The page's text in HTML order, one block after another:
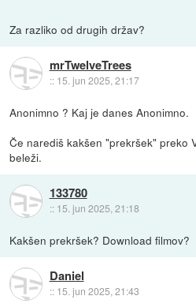
Za razliko od drugih držav?
mrTwelveTrees
:: 15. jun 2025, 21:17
Anonimno ? Kaj je danes Anonimno.
Če narediš kakšen "prekršek" preko
beleži.
133780
:: 15. jun 2025, 21:18
Kakšen prekršek? Download filmov?
Daniel
:: 15. jun 2025, 21:43